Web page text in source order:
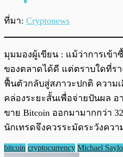
ที่มา: Cryptonews
มุมมองผู้เขียน : แม้ว่าการเข้า
ของตลาดได้ดี แต่ตราบใดที่ร
ฟื้นตัวกลับสู่สภาวะปกติ ความ
คล่องระยะสั้นเพื่อจ่ายปันผล อ
ขาย Bitcoin ออกมามากกว่า
นักเทรดจึงควรระมัดระวังคว
bitcoin cryptocurrency Michael